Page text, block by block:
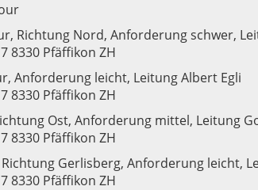
Richtung Nord, Anforderung schwer,
8330 Pfäffikon ZH
Anforderung leicht, Leitung Albert Egli
8330 Pfäffikon ZH
Ost, Anforderung mittel, Leitung
8330 Pfäffikon ZH
Gerlisberg, Anforderung leicht,
8330 Pfäffikon ZH